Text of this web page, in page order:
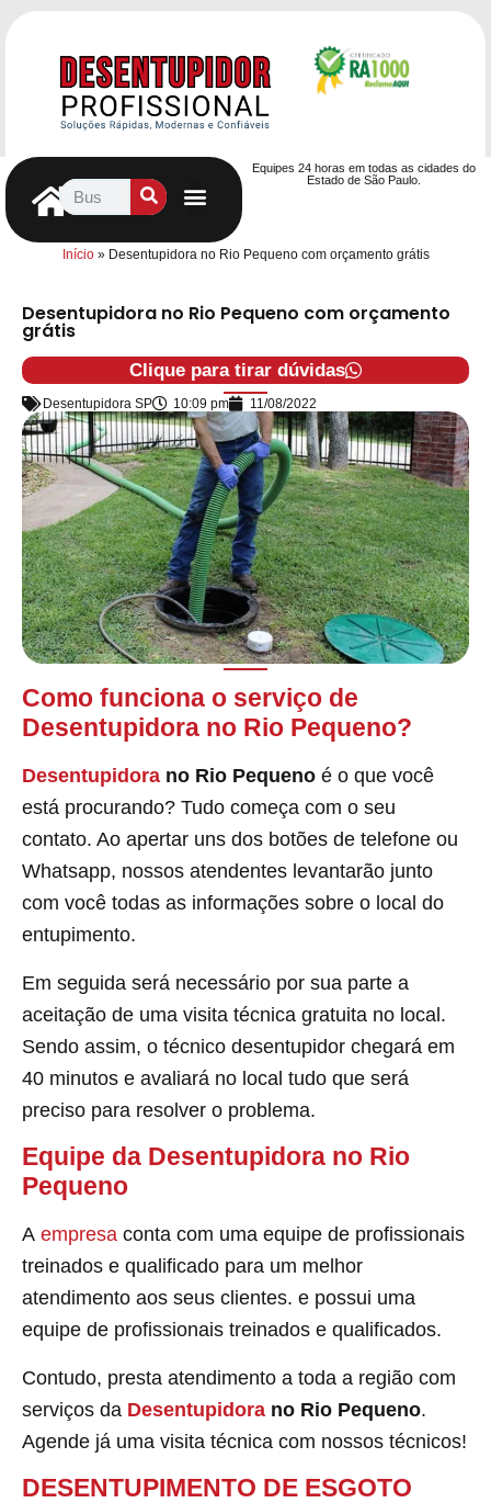
Equipes 24 horas em todas as cidades do
Estado de São Paulo.
Início» Desentupidora no Rio Pequeno com orçamento grátis
Desentupidora no Rio Pequeno com orçamento
grátis
Clique para tirar dúvidas
Desentupidora SP 10:09 pm 11/08/2022
Como funciona o serviço de
Desentupidora no Rio Pequeno?
Desentupidora no Rio Pequeno é o que você
está procurando? Tudo começa com o seu
contato. Ao apertar uns dos botões de telefone ou
Whatsapp, nossos atendentes levantarão junto
com você todas as informações sobre o local do
entupimento.
Em seguida será necessário por sua parte a
aceitação de uma visita técnica gratuita no local.
Sendo assim, o técnico desentupidor chegará em
40 minutos e avaliará no local tudo que será
preciso para resolver o problema.
Equipe da Desentupidora no Rio
Pequeno
A empresa conta com uma equipe de profissionais
treinados e qualificado para um melhor
atendimento aos seus clientes. e possui uma
equipe de profissionais treinados e qualificados.
Contudo, presta atendimento a toda a região com
serviços da Desentupidora no Rio Pequeno.
Agende já uma visita técnica com nossos técnicos!
DESENTUPIMENTO DE ESGOTO